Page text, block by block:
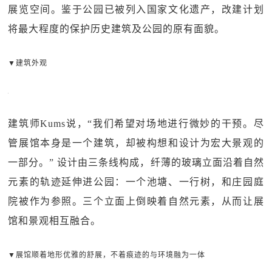
展览空间。鉴于公园已被列入国家文化遗产，改建计划
将最大程度的保护历史建筑及公园的原有面貌。
▼建筑外观
建筑师Kums说，“我们希望对场地进行微妙的干预。尽
管展馆本身是一个建筑，却被构想和设计为宏大景观的
一部分。” 设计由三条线构成，纤薄的玻璃立面沿着自然
元素的轨迹延伸进公园：一个池塘、一行树，和庄园庭
院被作为参照。三个立面上倒映着自然元素，从而让展
馆和景观相互融合。
▼展馆顺着地形优雅的舒展，不着痕迹的与环境融为一体